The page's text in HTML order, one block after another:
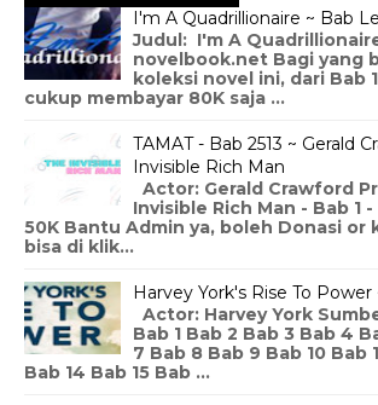
I'm A Quadrillionaire ~ Bab
Judul: I'm A
novelbook.net Bagi yang
koleksi novel ini, dari Bab
cukup membayar 80K saja ...
TAMAT - Bab 2513 ~ Gerald
Invisible Rich Man
Actor: Gerald Crawford
Invisible Rich Man - Bab 1
50K Bantu Admin ya, boleh Donasi or
bisa di klik...
Harvey York's Rise To
Actor: Harvey York
Bab 1 Bab 2 Bab 3 Bab 4
7 Bab 8 Bab 9 Bab 10 Bab
Bab 14 Bab 15 Bab ...